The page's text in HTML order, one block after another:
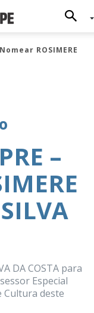
ROSIMERE
–
DA COSTA para
Especial
Cultura deste